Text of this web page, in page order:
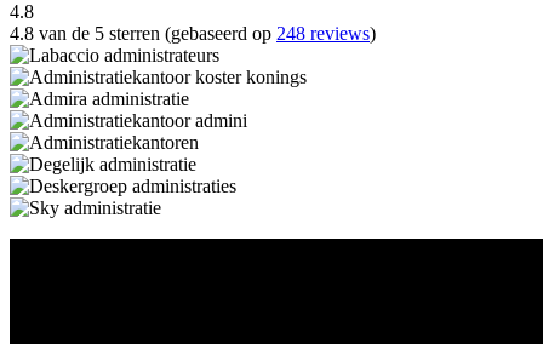
4.8
4.8 van de 5 sterren (gebaseerd op 248 reviews)